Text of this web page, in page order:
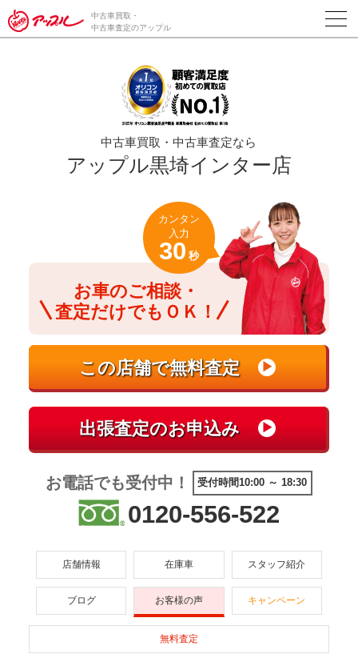
/*ABテスト_新規査定フォームの為のCVボタン*/
中古車買取・
中古車査定のアップル
中古車買取・中古車査定なら
アップル黒埼インター店
お車のご相談・
査定だけでもＯＫ！
カンタン
入力
30 秒
お電話でも受付中！ 受付時間10:00 ～ 18:30
0120-556-522
店舗情報 在庫車 スタッフ紹介
ブログ お客様の声 キャンペーン
無料査定